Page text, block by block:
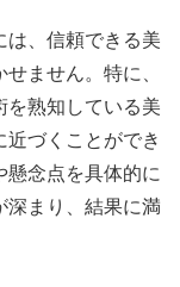
は、信頼できる美
ません。特に、
を熟知している美
づくことができ
懸念点を具体的に
深まり、結果に満